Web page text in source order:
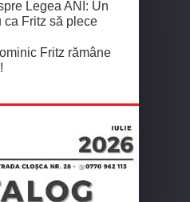
Legea ANI: Un
ca Fritz să plece
Fritz rămâne